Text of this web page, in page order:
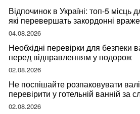
Відпочинок в Україні: топ-5 місць
які перевершать закордонні
04.08.2026
Необхідні перевірки для безпеки
перед відправленням у подорож
02.08.2026
Не поспішайте розпаковувати
перевірити у готельній ванній за
мандрівниці
02.08.2026